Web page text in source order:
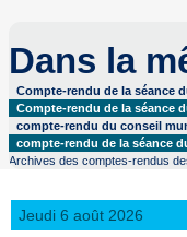
Dans la
Compte-rendu de la séance
Compte-rendu de la séance
compte-rendu du conseil
compte-rendu de la séance
Archives des comptes-rendus
Jeudi 6 août 2026